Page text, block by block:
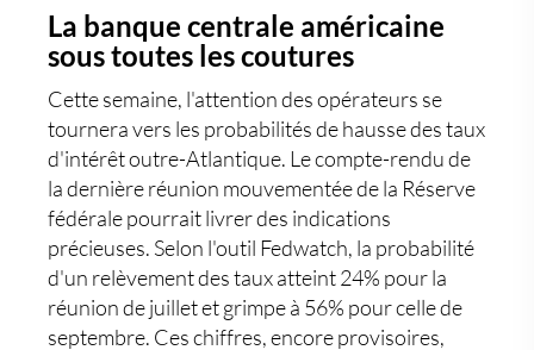
La banque centrale américaine
sous toutes les coutures
Cette semaine, l'attention des opérateurs se
tournera vers les probabilités de hausse des taux
d'intérêt outre-Atlantique. Le compte-rendu de
la dernière réunion mouvementée de la Réserve
fédérale pourrait livrer des indications
précieuses. Selon l'outil Fedwatch, la probabilité
d'un relèvement des taux atteint 24% pour la
réunion de juillet et grimpe à 56% pour celle de
septembre. Ces chiffres, encore provisoires,